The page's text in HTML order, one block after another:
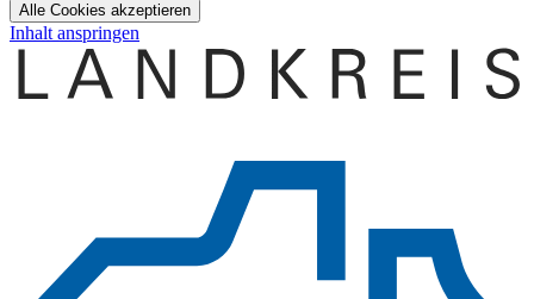
Alle Cookies akzeptieren
Inhalt anspringen